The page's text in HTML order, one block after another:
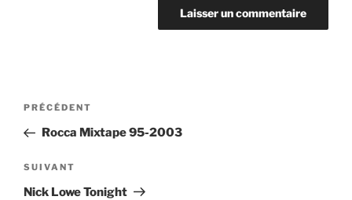
Navigation
l’article
Article
précédent
PRÉCÉDENT
Rocca Mixtape 95-2003
Article
suivant
SUIVANT
Nick Lowe Tonight